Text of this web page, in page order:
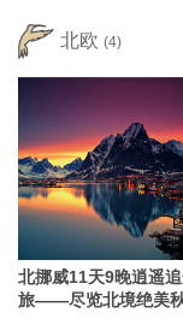
北欧 (4)
北挪威11天9晚逍遥
旅——尽览北境绝美